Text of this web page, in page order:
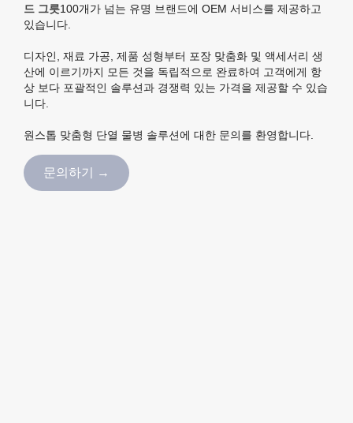
드 그릇100개가 넘는 유명 브랜드에 OEM 서비스를 제공하고
있습니다.
디자인, 재료 가공, 제품 성형부터 포장 맞춤화 및 액세서리 생
산에 이르기까지 모든 것을 독립적으로 완료하여 고객에게 항
상 보다 포괄적인 솔루션과 경쟁력 있는 가격을 제공할 수 있습
니다.
원스톱 맞춤형 단열 물병 솔루션에 대한 문의를 환영합니다.
문의하기 →